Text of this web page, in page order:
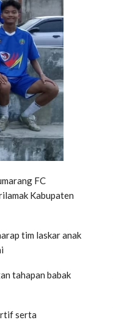
FC
Kabupaten
tim laskar anak
tahapan babak
serta